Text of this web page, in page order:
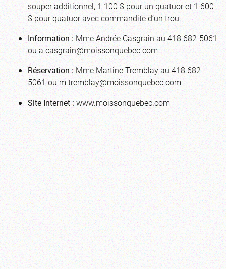
souper additionnel, 1 100 $ pour un quatuor et 1 600
$ pour quatuor avec commandite d’un trou.
Information :Mme Andrée Casgrain au 418 682-5061
oua.casgrain@moissonquebec.com
Réservation :Mme Martine Tremblay au 418 682-
5061 ou m.tremblay@moissonquebec.com
Site Internet :www.moissonquebec.com